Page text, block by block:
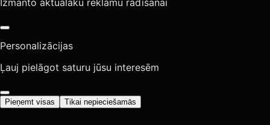
Izmanto aktuālāku reklāmu rādīšanai
Personalizācijas
Ļauj pielāgot saturu jūsu interesēm
Pieņemt visas Tikai nepieciešamās